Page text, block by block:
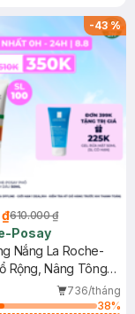
-43%
610.000 ₫
Posay
Nắng La Roche-
Rộng, Nâng Tông
736/tháng
38%